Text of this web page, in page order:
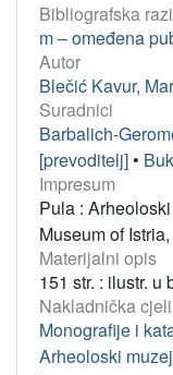
Bibliografska
m – omeđena
Autor
Blečić Kavur,
Suradnici
Barbalich-
[prevoditelj] •
Impresum
Pula :
Museum of
Materijalni opis
151 str. : ilustr. u
Nakladnička
Monografije i
Arheoloski